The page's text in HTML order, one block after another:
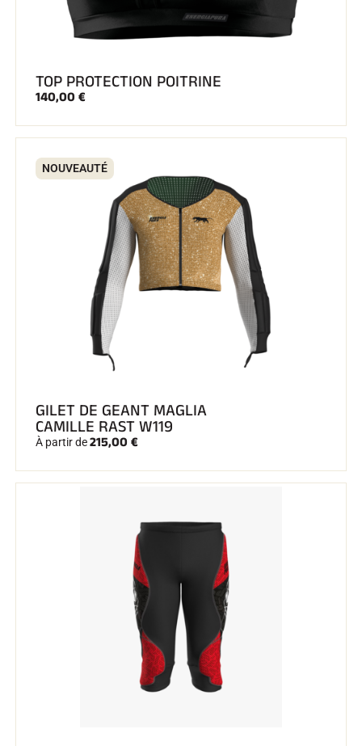
SKI TOUT TERRAIN
TOP PROTECTION POITRINE
140,00 €
NOUVEAUTÉ
GILET DE GEANT MAGLIA
CAMILLE RAST W119
À partir de215,00 €